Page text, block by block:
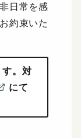
日常を感
約束いた
。対
にて